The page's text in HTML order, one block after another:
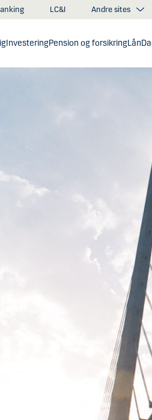
LC&I Andre sites
InvesteringPension og forsikringLån